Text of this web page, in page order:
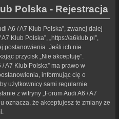
Polska - Rejestracja
A6 / A7 Klub Polska”, zwanej dalej
A7 Klub Polska”, „https://a6klub.pl”,
postanowienia. Jeśli ich nie
przycisk „Nie akceptuję”.
A7 Klub Polska” ma prawo w
informując cię o
użytkownicy sami regularnie
z witryny „Forum Audi A6 / A7
oznacza, że akceptujesz te zmiany ze